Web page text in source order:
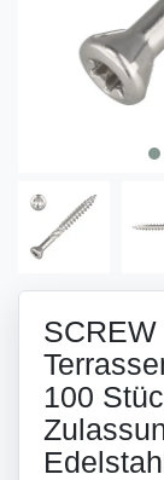
SCREW
100